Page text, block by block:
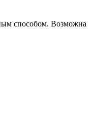
способом. Возможна